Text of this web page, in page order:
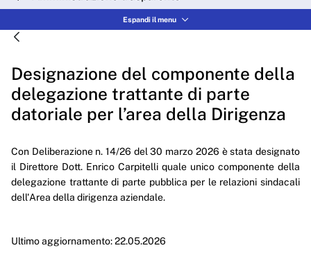
Disposizioni generali
Consulenti e collaboratori
Personale
Bandi di concorso
Performance
Enti controllati
Provvedimenti
Espandi il menu
Designazione del componente della
delegazione trattante di parte
datoriale per l’area della Dirigenza
Con Deliberazione n. 14/26 del 30 marzo 2026 è stata designato
il Direttore Dott. Enrico Carpitelli quale unico componente della
delegazione trattante di parte pubblica per le relazioni sindacali
dell'Area della dirigenza aziendale.
Ultimo aggiornamento: 22.05.2026